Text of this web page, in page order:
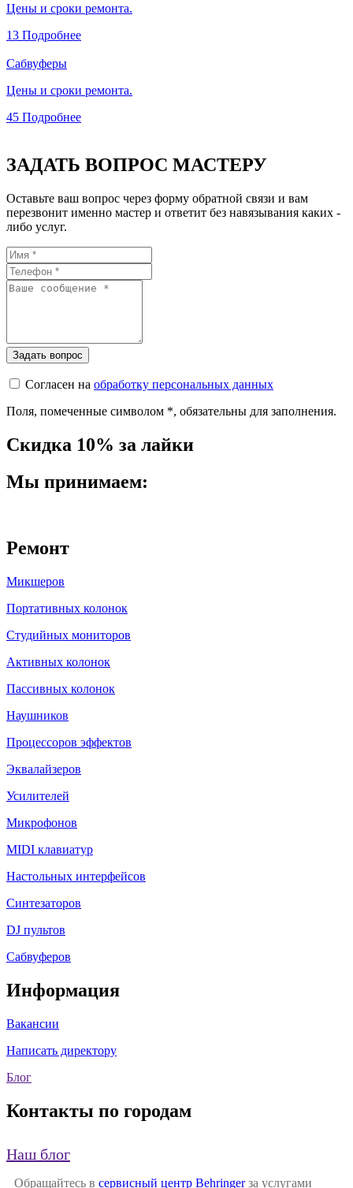
Цены и сроки ремонта.
13 Подробнее
Сабвуферы
Цены и сроки ремонта.
45 Подробнее
ЗАДАТЬ ВОПРОС МАСТЕРУ
Оставьте ваш вопрос через форму обратной связи и вам
перезвонит именно мастер и ответит без навязывания каких -
либо услуг.
Согласен на обработку персональных данных
Поля, помеченные символом *, обязательны для заполнения.
Скидка 10% за лайки
Мы принимаем:
Ремонт
Микшеров
Портативных колонок
Студийных мониторов
Активных колонок
Пассивных колонок
Наушников
Процессоров эффектов
Эквалайзеров
Усилителей
Микрофонов
MIDI клавиатур
Настольных интерфейсов
Синтезаторов
DJ пультов
Сабвуферов
Информация
Вакансии
Написать директору
Блог
Контакты по городам
Наш блог
Обращайтесь в сервисный центр Behringerза услугами